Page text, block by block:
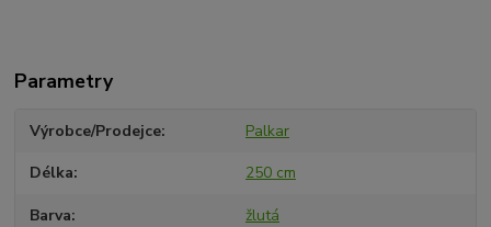
Parametry
Výrobce/Prodejce Palkar
Délka 250 cm
Barva žlutá